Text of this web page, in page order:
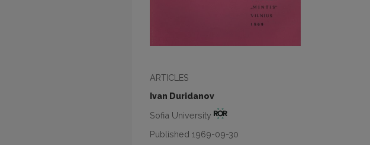
ARTICLES
Ivan Duridanov
Sofia University
Published 1969-09-30